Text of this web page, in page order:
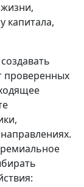
капитала,
проверенных